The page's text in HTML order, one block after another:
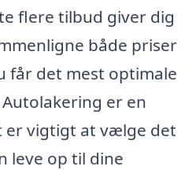
flere tilbud giver dig
både priser
får det mest optimale
er en
er vigtigt at vælge det
leve op til dine